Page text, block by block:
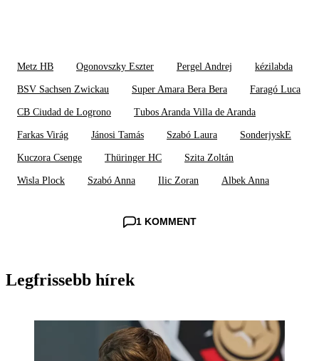
Metz HB Ogonovszky Eszter Pergel Andrej kézilabda
BSV Sachsen Zwickau Super Amara Bera Bera Faragó Luca
CB Ciudad de Logrono Tubos Aranda Villa de Aranda
Farkas Virág Jánosi Tamás Szabó Laura SonderjyskE
Kuczora Csenge Thüringer HC Szita Zoltán
Wisla Plock Szabó Anna Ilic Zoran Albek Anna
1 KOMMENT
Legfrissebb hírek